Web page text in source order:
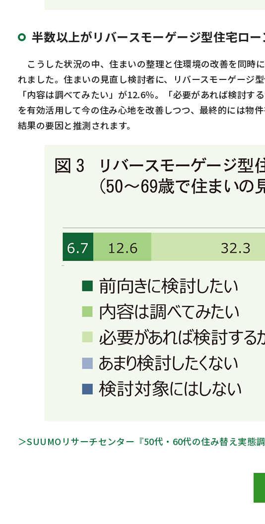
半数以上がリバースモーゲージ型住宅ロ
こうした状況の中、住まいの整理と住環境の改善を同時
れました。住まいの見直し検討者に、リバースモーゲージ
「内容は調べてみたい」が12.6％。「必要があれば検討す
を有効活用して今の住み心地を改善しつつ、最終的には物
結果の要因と推測されます。
＞SUUMOリサーチセンター『50代・ 60代の住み替え実態調